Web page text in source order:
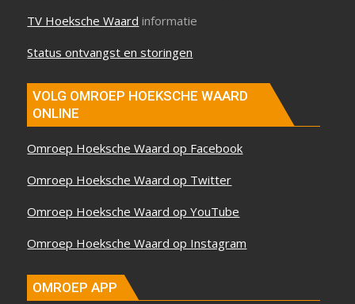
TV Hoeksche Waard informatie
Status ontvangst en storingen
VOLG OMROEP HOEKSCHE WAARD
ONLINE
Omroep Hoeksche Waard op Facebook
Omroep Hoeksche Waard op Twitter
Omroep Hoeksche Waard op YouTube
Omroep Hoeksche Waard op Instagram
OMROEP APP